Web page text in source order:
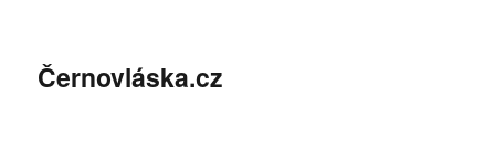
Černovláska.cz